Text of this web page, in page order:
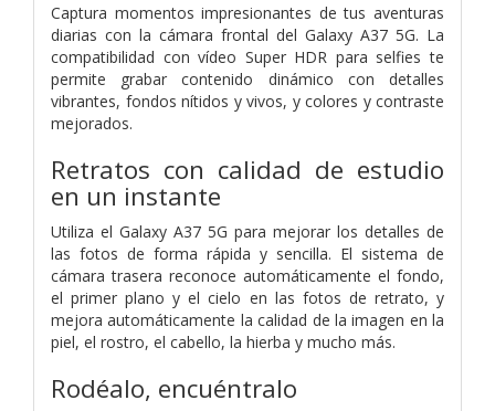
Captura momentos impresionantes de tus aventuras
diarias con la cámara frontal del Galaxy A37 5G. La
compatibilidad con vídeo Super HDR para selfies te
permite grabar contenido dinámico con detalles
vibrantes, fondos nítidos y vivos, y colores y contraste
mejorados.
Retratos con calidad de estudio
en un instante
Utiliza el Galaxy A37 5G para mejorar los detalles de
las fotos de forma rápida y sencilla. El sistema de
cámara trasera reconoce automáticamente el fondo,
el primer plano y el cielo en las fotos de retrato, y
mejora automáticamente la calidad de la imagen en la
piel, el rostro, el cabello, la hierba y mucho más.
Rodéalo, encuéntralo